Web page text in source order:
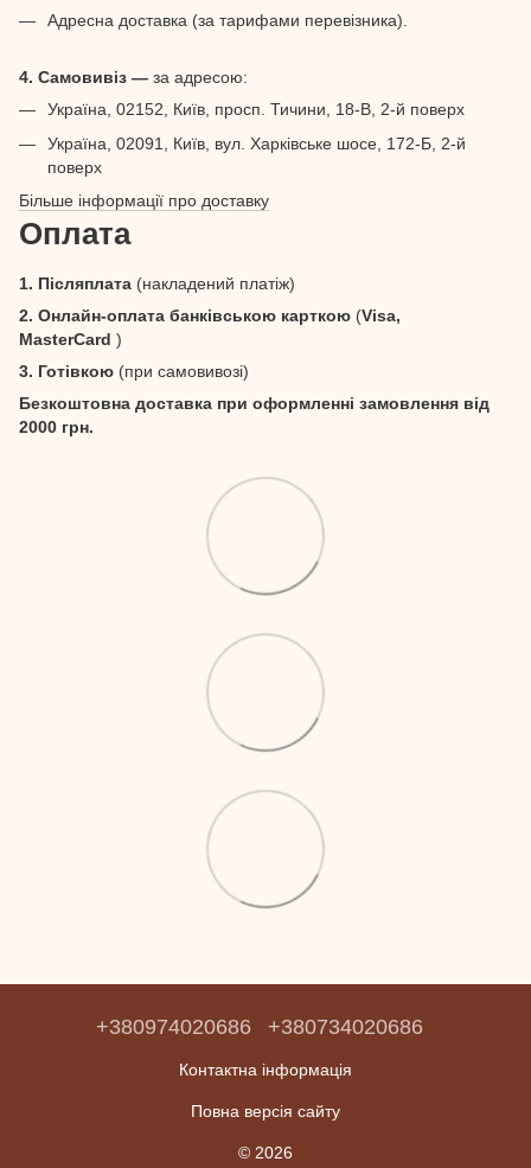
Адресна доставка (за тарифами перевізника).
4. Самовивіз — за адресою:
Україна, 02152, Київ, просп. Тичини, 18-В, 2-й поверх
Україна, 02091, Київ, вул. Харківське шосе, 172-Б, 2-й
поверх
Більше інформації про доставку
Оплата
1. Післяплата (накладений платіж)
2. Онлайн-оплата банківською карткою (Visa,
MasterCard )
3. Готівкою (при самовивозі)
Безкоштовна доставка при оформленні замовлення від
2000 грн.
+380974020686 +380734020686
Контактна інформація
Повна версія сайту
© 2026